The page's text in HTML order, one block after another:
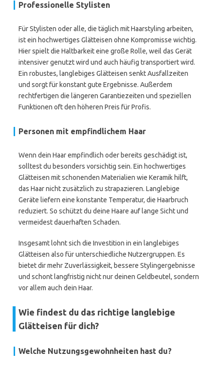
Professionelle Stylisten
Für Stylisten oder alle, die täglich mit Haarstyling arbeiten,
ist ein hochwertiges Glätteisen ohne Kompromisse wichtig.
Hier spielt die Haltbarkeit eine große Rolle, weil das Gerät
intensiver genutzt wird und auch häufig transportiert wird.
Ein robustes, langlebiges Glätteisen senkt Ausfallzeiten
und sorgt für konstant gute Ergebnisse. Außerdem
rechtfertigen die längeren Garantiezeiten und speziellen
Funktionen oft den höheren Preis für Profis.
Personen mit empfindlichem Haar
Wenn dein Haar empfindlich oder bereits geschädigt ist,
solltest du besonders vorsichtig sein. Ein hochwertiges
Glätteisen mit schonenden Materialien wie Keramik hilft,
das Haar nicht zusätzlich zu strapazieren. Langlebige
Geräte liefern eine konstante Temperatur, die Haarbruch
reduziert. So schützt du deine Haare auf lange Sicht und
vermeidest dauerhaften Schaden.
Insgesamt lohnt sich die Investition in ein langlebiges
Glätteisen also für unterschiedliche Nutzergruppen. Es
bietet dir mehr Zuverlässigkeit, bessere Stylingergebnisse
und schont langfristig nicht nur deinen Geldbeutel, sondern
vor allem auch dein Haar.
Wie findest du das richtige langlebige
Glätteisen für dich?
Welche Nutzungsgewohnheiten hast du?